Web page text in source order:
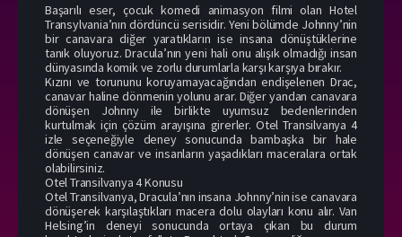
Başarılı eser, çocuk komedi animasyon filmi olan Hotel
Transylvania’nın dördüncü serisidir. Yeni bölümde Johnny’nin
bir canavara diğer yaratıkların ise insana dönüştüklerine
tanık oluyoruz. Dracula’nın yeni hali onu alışık olmadığı insan
dünyasında komik ve zorlu durumlarla karşı karşıya bırakır.
Kızını ve torununu koruyamayacağından endişelenen Drac,
canavar haline dönmenin yolunu arar. Diğer yandan canavara
dönüşen Johnny ile birlikte uyumsuz bedenlerinden
kurtulmak için çözüm arayışına girerler. Otel Transilvanya 4
izle seçeneğiyle deney sonucunda bambaşka bir hale
dönüşen canavar ve insanların yaşadıkları maceralara ortak
olabilirsiniz.
Otel Transilvanya 4 Konusu
Otel Transilvanya, Dracula’nın insana Johnny’nin ise canavara
dönüşerek karşılaştıkları macera dolu olayları konu alır. Van
Helsing’in deneyi sonucunda ortaya çıkan bu durum